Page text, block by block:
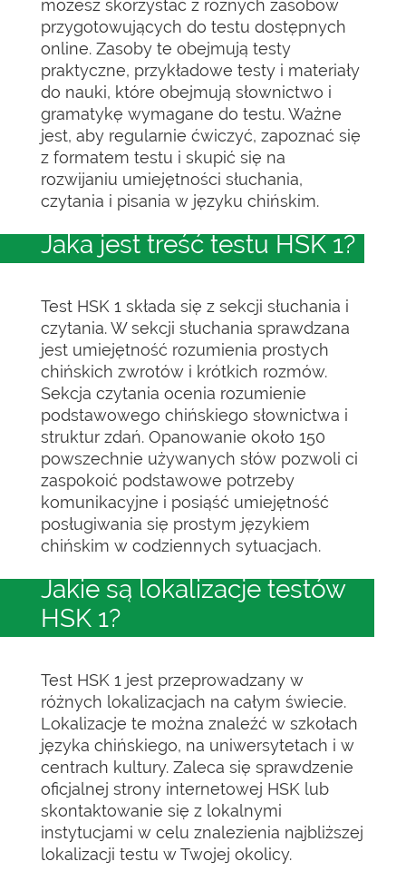
możesz skorzystać z różnych zasobów
przygotowujących do testu dostępnych
online. Zasoby te obejmują testy
praktyczne, przykładowe testy i materiały
do nauki, które obejmują słownictwo i
gramatykę wymagane do testu. Ważne
jest, aby regularnie ćwiczyć, zapoznać się
z formatem testu i skupić się na
rozwijaniu umiejętności słuchania,
czytania i pisania w języku chińskim.
Jaka jest treść testu HSK 1?
Test HSK 1 składa się z sekcji słuchania i
czytania. W sekcji słuchania sprawdzana
jest umiejętność rozumienia prostych
chińskich zwrotów i krótkich rozmów.
Sekcja czytania ocenia rozumienie
podstawowego chińskiego słownictwa i
struktur zdań. Opanowanie około 150
powszechnie używanych słów pozwoli ci
zaspokoić podstawowe potrzeby
komunikacyjne i posiąść umiejętność
posługiwania się prostym językiem
chińskim w codziennych sytuacjach.
Jakie są lokalizacje testów
HSK 1?
Test HSK 1 jest przeprowadzany w
różnych lokalizacjach na całym świecie.
Lokalizacje te można znaleźć w szkołach
języka chińskiego, na uniwersytetach i w
centrach kultury. Zaleca się sprawdzenie
oficjalnej strony internetowej HSK lub
skontaktowanie się z lokalnymi
instytucjami w celu znalezienia najbliższej
lokalizacji testu w Twojej okolicy.